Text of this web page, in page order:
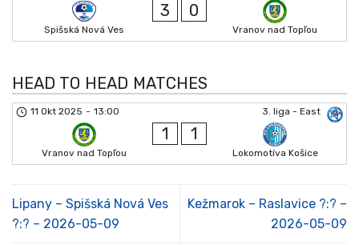
Spišská Nová Ves
3 0
Vranov nad Topľou
HEAD TO HEAD MATCHES
3. liga - East
11 Okt 2025 - 13:00
Vranov nad Topľou
1 1
Lokomotíva Košice
Lipany – Spišská Nová Ves
?:? – 2026-05-09
Kežmarok – Raslavice ?:? –
2026-05-09